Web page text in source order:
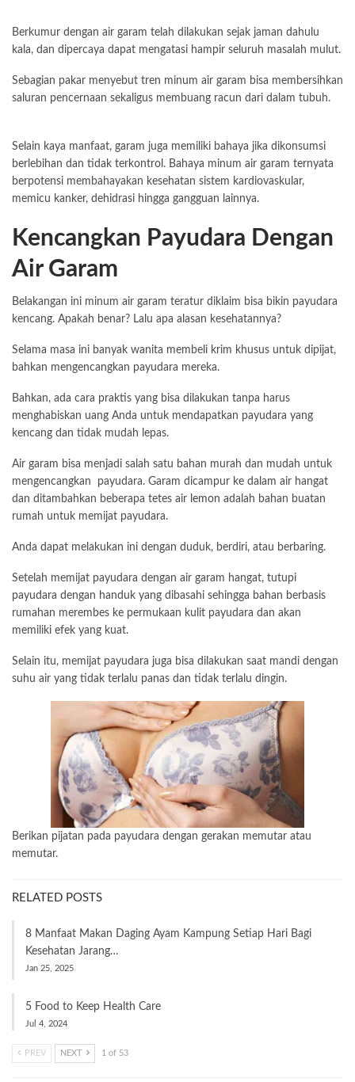
Berkumur dengan air garam telah dilakukan sejak jaman dahulu
kala, dan dipercaya dapat mengatasi hampir seluruh masalah mulut.
Sebagian pakar menyebut tren minum air garam bisa membersihkan
saluran pencernaan sekaligus membuang racun dari dalam tubuh.
Selain kaya manfaat, garam juga memiliki bahaya jika dikonsumsi
berlebihan dan tidak terkontrol. Bahaya minum air garam ternyata
berpotensi membahayakan kesehatan sistem kardiovaskular,
memicu kanker, dehidrasi hingga gangguan lainnya.
Kencangkan Payudara Dengan
Air Garam
Belakangan ini minum air garam teratur diklaim bisa bikin payudara
kencang. Apakah benar? Lalu apa alasan kesehatannya?
Selama masa ini banyak wanita membeli krim khusus untuk dipijat,
bahkan mengencangkan payudara mereka.
Bahkan, ada cara praktis yang bisa dilakukan tanpa harus
menghabiskan uang Anda untuk mendapatkan payudara yang
kencang dan tidak mudah lepas.
Air garam bisa menjadi salah satu bahan murah dan mudah untuk
mengencangkan payudara. Garam dicampur ke dalam air hangat
dan ditambahkan beberapa tetes air lemon adalah bahan buatan
rumah untuk memijat payudara.
Anda dapat melakukan ini dengan duduk, berdiri, atau berbaring.
Setelah memijat payudara dengan air garam hangat, tutupi
payudara dengan handuk yang dibasahi sehingga bahan berbasis
rumahan merembes ke permukaan kulit payudara dan akan
memiliki efek yang kuat.
Selain itu, memijat payudara juga bisa dilakukan saat mandi dengan
suhu air yang tidak terlalu panas dan tidak terlalu dingin.
Berikan pijatan pada payudara dengan gerakan memutar atau
memutar.
RELATED POSTS
8 Manfaat Makan Daging Ayam Kampung Setiap Hari Bagi
Kesehatan Jarang…
Jan 25, 2025
5 Food to Keep Health Care
Jul 4, 2024
PREV NEXT 1 of 53